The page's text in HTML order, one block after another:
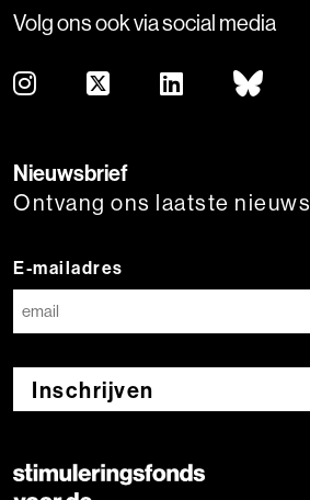
Volg ons ook via social media
Nieuwsbrief
Ontvang ons laatste nieuws
E-mailadres
Inschrijven